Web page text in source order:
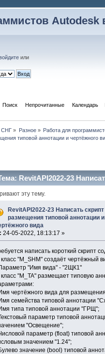
Autodesk
или
Поиск Непрочитанные Календарь
СНГ » Разное» Работа для
типовой аннотации и чертёжного
RevitAPI2022-23
(Прочитано 25830 раз)
эту тему.
RevitAPI2022-23 Написать скрипт
размещения типовой аннотации и
вида
: 24-05-2022, 18:13:17 »
написать короткий скрипт
класс "M_SHM" создаёт чертёжный
"Имя вида" - "2ЩК1"
класс "M_TA" размещает типовую
чертёжного вида для
семейства типовой аннотации
типа типовой аннотации "ГРЩ";
параметр типовой
"Освещение";
параметр (float) типовой
значением "1.24";
значение (bool) типовой